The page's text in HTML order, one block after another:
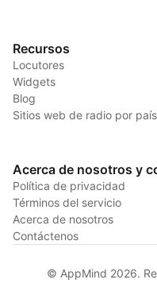
Recursos
Locutores
Widgets
Blog
Sitios web de radio por país
Acerca de nosotros y
Política de privacidad
Términos del servicio
Acerca de nosotros
Contáctenos
© AppMind 2026.